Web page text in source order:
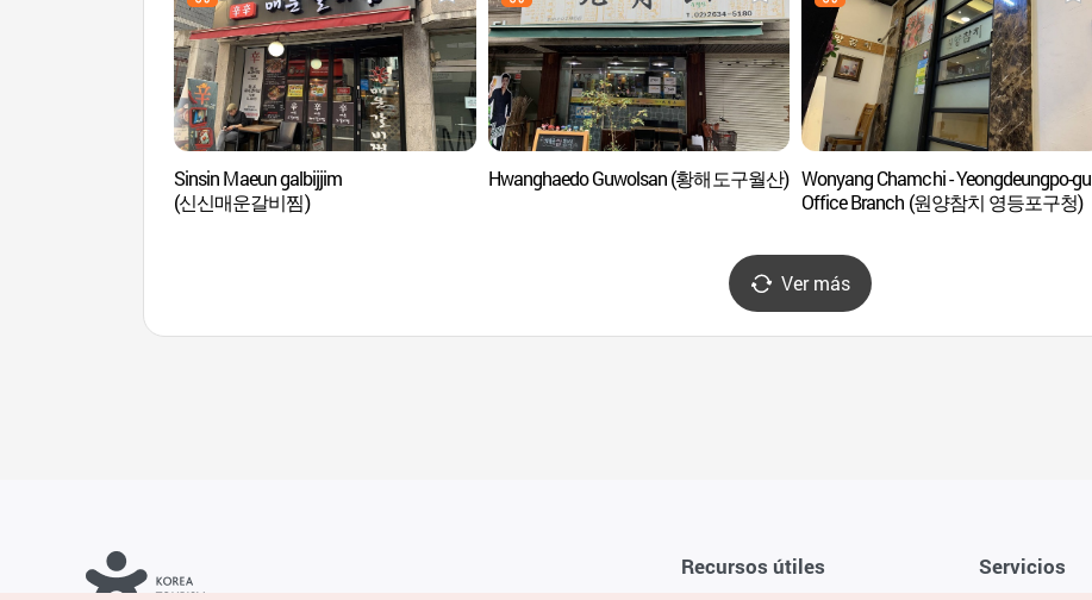
Sinsin Maeun galbijjim
(신신매운갈비찜)
Hwanghaedo Guwolsan (황해도구월산) Wonyang Chamchi - Yeongdeungpo-gu
Office Branch (원양참치 영등포구청)
Ver más
Recursos útiles Servicios